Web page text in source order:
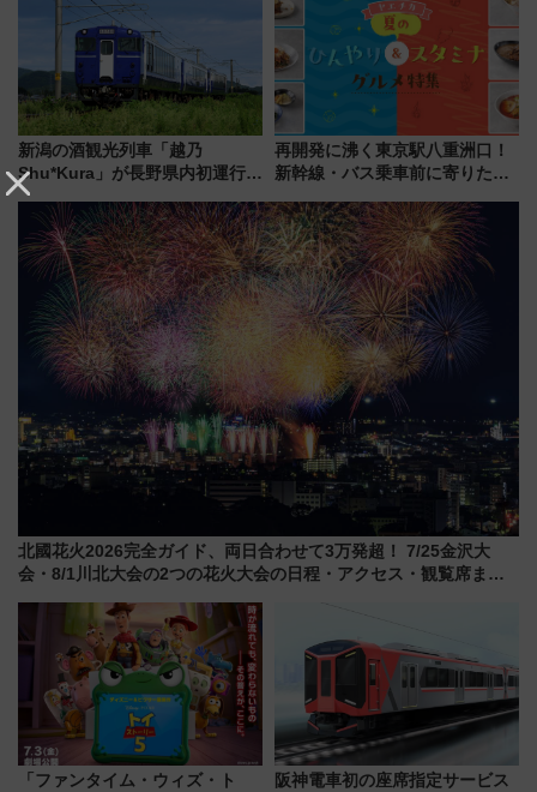
くりとは？
新潟の酒観光列車「越乃
Shu*Kura」が長野県内初運行！
地酒と食を味わう信州プレDC特
別企画
再開発に沸く東京駅八重洲口！
新幹線・バス乗車前に寄りたい
やり＆スタミナグルメ」6選【新
店舗も！】
北國花火2026完全ガイド、両日合わせて3万発超！ 7/25金沢大
会・8/1川北大会の2つの花火大会の日程・アクセス・観覧席まと
「ファンタイム・ウィズ・ト
阪神電車初の座席指定サービス